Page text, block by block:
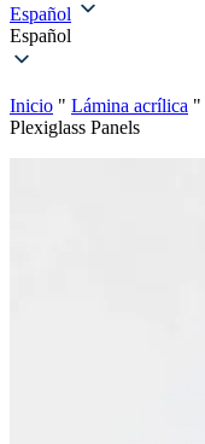
Español
Español
Inicio " Lámina acrílica "
Plexiglass Panels